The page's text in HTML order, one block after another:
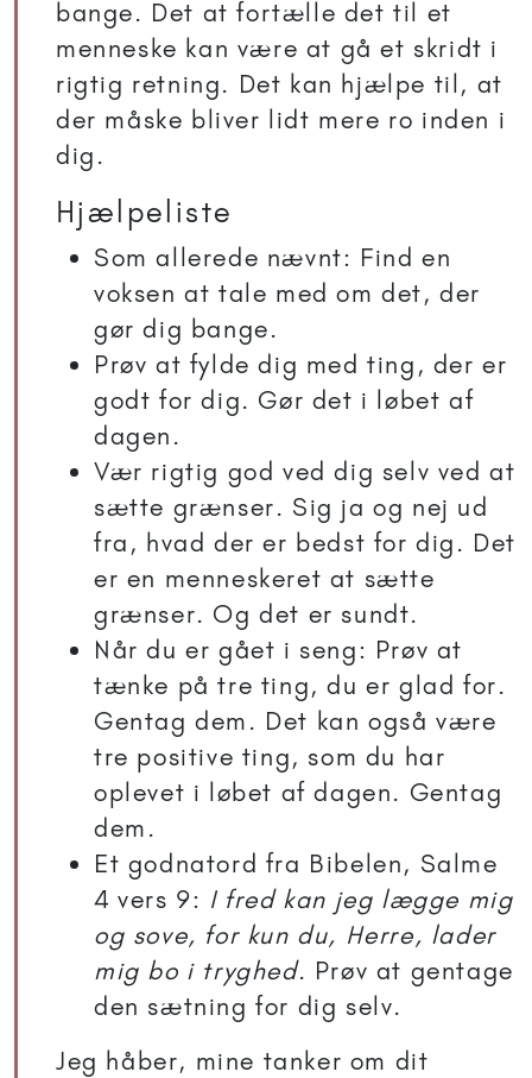
bange. Det at fortælle det til et
menneske kan være at gå et skridt i
rigtig retning. Det kan hjælpe til, at
der måske bliver lidt mere ro inden i
dig.
Hjælpeliste
Som allerede nævnt: Find en
voksen at tale med om det, der
gør dig bange.
Prøv at fylde dig med ting, der er
godt for dig. Gør det i løbet af
dagen.
Vær rigtig god ved dig selv ved at
sætte grænser. Sig ja og nej ud
fra, hvad der er bedst for dig. Det
er en menneskeret at sætte
grænser. Og det er sundt.
Når du er gået i seng: Prøv at
tænke på tre ting, du er glad for.
Gentag dem. Det kan også være
tre positive ting, som du har
oplevet i løbet af dagen. Gentag
dem.
Et godnatord fra Bibelen, Salme
4 vers 9: I fred kan jeg lægge mig
og sove, for kun du, Herre, lader
mig bo i tryghed. Prøv at gentage
den sætning for dig selv.
Jeg håber, mine tanker om dit